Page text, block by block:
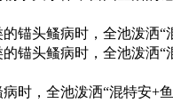
锚头鳋病时，全池泼洒“
锚头鳋病时，全池泼洒“
时，全池泼洒“混特安+